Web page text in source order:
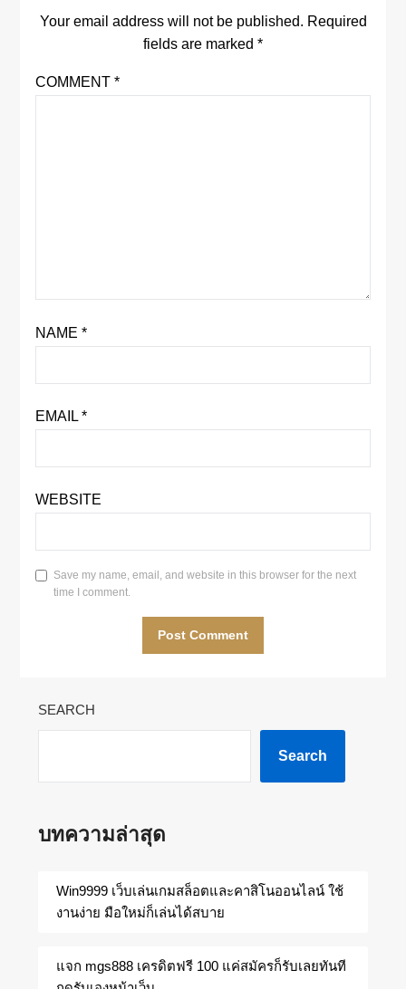
Your email address will not be published. Required
fields are marked *
COMMENT *
NAME *
EMAIL *
WEBSITE
Save my name, email, and website in this browser for the next
time I comment.
SEARCH
Search
บทความล่าสุด
Win9999 เว็บเล่นเกมสล็อตและคาสิโนออนไลน์ ใช้
งานง่าย มือใหม่ก็เล่นได้สบาย
แจก mgs888 เครดิตฟรี 100 แค่สมัครก็รับเลยทันที